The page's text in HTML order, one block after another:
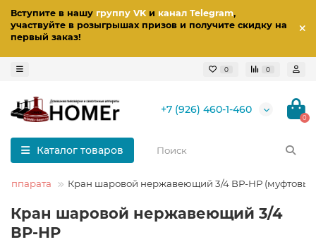
Вступите в нашу группу VKи канал Telegram,
участвуйте в розыгрышах призов и получите скидку на
первый заказ!
0 0
+7 (926) 460-1-460
0
Каталог товаров
аппарата Кран шаровой нержавеющий 3/4 ВР-НР
Кран шаровой нержавеющий 3/4
ВР-НР